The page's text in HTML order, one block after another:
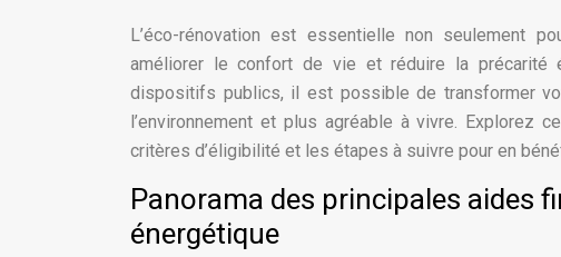
L’éco-rénovation est essentielle non seulement
améliorer le confort de vie et réduire la précarité
dispositifs publics, il est possible de transformer
l’environnement et plus agréable à vivre. Explorez
critères d’éligibilité et les étapes à suivre pour en
Panorama des principales aides
énergétique